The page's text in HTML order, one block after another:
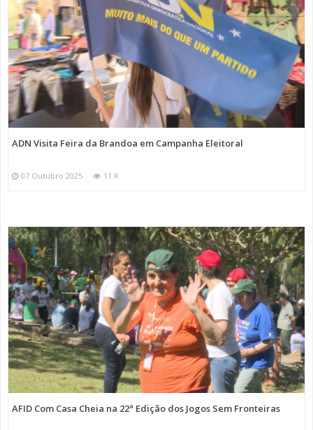
ADN Visita Feira da Brandoa em Campanha Eleitoral
07 Outubro 2025 11 K
AFID Com Casa Cheia na 22ª Edição dos Jogos Sem Fronteiras